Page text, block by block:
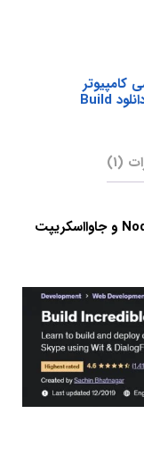
کامپیوتر
دانلود Build
(1)